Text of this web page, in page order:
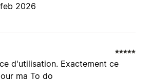
feb 2026
d'utilisation. Exactement ce
ma To do